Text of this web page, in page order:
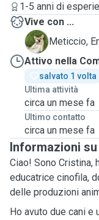
1-5 anni di
Vive con ...
E
Meticcio,
Attivo nella
salvato 1 volta
Ultima attività
circa un mese fa
Ultimo contatto
circa un mese fa
Informazioni
Ciao! Sono Cristina,
educatrice cinofila,
delle produzioni
Ho avuto due cani e